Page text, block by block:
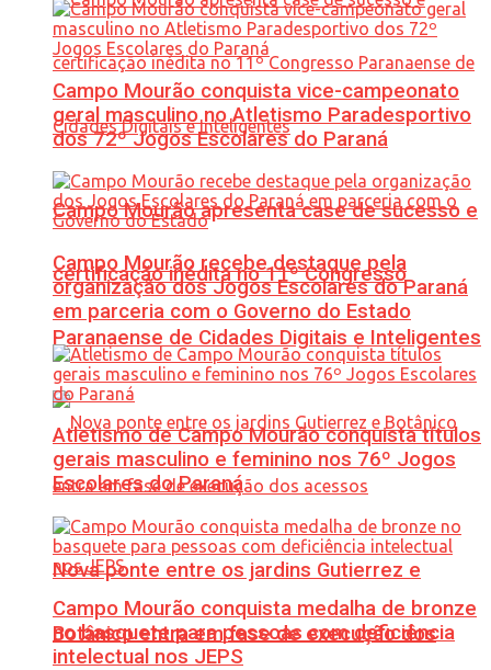
Campo Mourão apresenta case de sucesso e
certificação inédita no 11º Congresso
Paranaense de Cidades Digitais e Inteligentes
Nova ponte entre os jardins Gutierrez e
Botânico entra em fase de execução dos
Campo Mourão conquista vice-campeonato
geral masculino no Atletismo Paradesportivo
dos 72º Jogos Escolares do Paraná
Campo Mourão recebe destaque pela
organização dos Jogos Escolares do Paraná
em parceria com o Governo do Estado
Atletismo de Campo Mourão conquista títulos
gerais masculino e feminino nos 76º Jogos
Escolares do Paraná
Campo Mourão conquista medalha de bronze
no basquete para pessoas com deficiência
intelectual nos JEPS